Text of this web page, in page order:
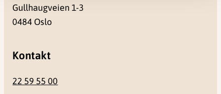
Gullhaugveien 1-3
0484 Oslo
Kontakt
22 59 55 00